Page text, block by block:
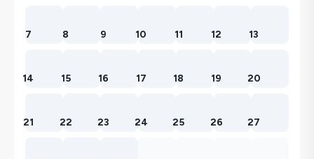
7 8 9 10 11 12 13
14 15 16 17 18 19 20
21 22 23 24 25 26 27